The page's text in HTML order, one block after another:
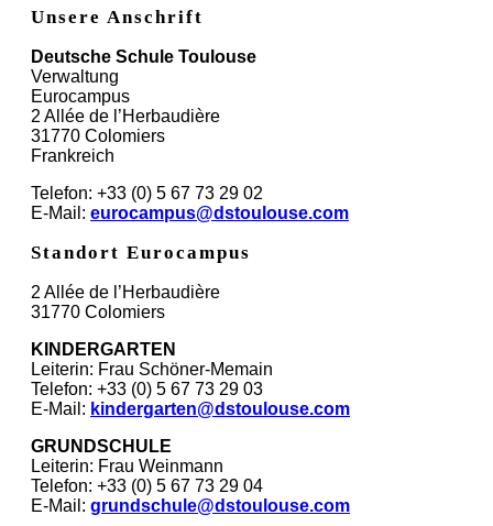
Unsere Anschrift
Deutsche Schule Toulouse
Verwaltung
Eurocampus
2 Allée de l’Herbaudière
31770 Colomiers
Frankreich
Telefon: +33 (0) 5 67 73 29 02
E-Mail: eurocampus@dstoulouse.com
Standort Eurocampus
2 Allée de l’Herbaudière
31770 Colomiers
KINDERGARTEN
Leiterin: Frau Schöner-Memain
Telefon: +33 (0) 5 67 73 29 03
E-Mail: kindergarten@dstoulouse.com
GRUNDSCHULE
Leiterin: Frau Weinmann
Telefon: +33 (0) 5 67 73 29 04
E-Mail: grundschule@dstoulouse.com